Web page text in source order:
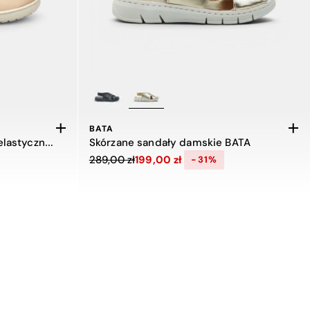
Damska balerina barefoot z elastycznym paskiem od Bat'a
BATA
Skórzane sandały damskie BATA
Cena obniżona z 289,00 zł do 199,00 zł,
289,00 zł199,00 zł -31%